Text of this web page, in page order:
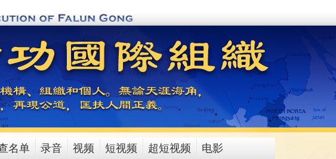
名单 录音 视频 短视频 超短视频
电影